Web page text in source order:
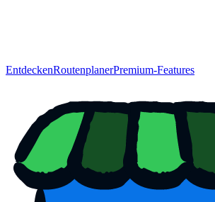
EntdeckenRoutenplanerPremium-Features